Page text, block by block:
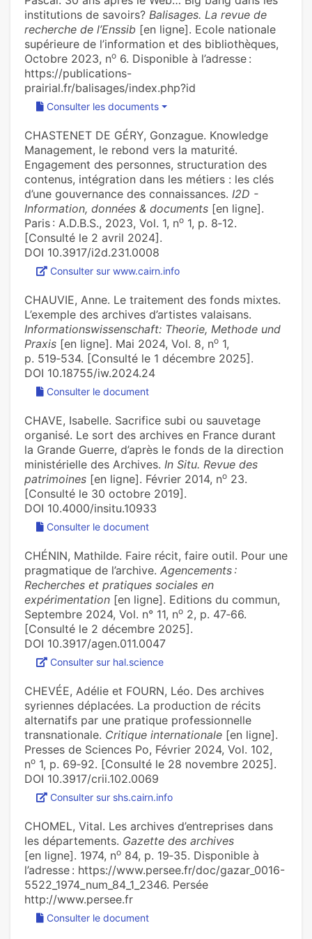
institutions de savoirs? Balisages. La revue de
recherche de l’Enssib [en ligne]. Ecole nationale
supérieure de l’information et des bibliothèques,
Octobre 2023, no 6. Disponible à l’adresse :
https://publications-
prairial.fr/balisages/index.php?id
Consulter les documents
CHASTENET DE GÉRY, Gonzague. Knowledge
Management, le rebond vers la maturité.
Engagement des personnes, structuration des
contenus, intégration dans les métiers : les clés
d’une gouvernance des connaissances. I2D -
Information, données & documents [en ligne].
Paris : A.D.B.S., 2023, Vol. 1, no 1, p. 8‑12.
[Consulté le 2 avril 2024].
DOI 10.3917/i2d.231.0008
Consulter sur www.cairn.info
CHAUVIE, Anne. Le traitement des fonds mixtes.
L’exemple des archives d’artistes valaisans.
Informationswissenschaft: Theorie, Methode und
Praxis [en ligne]. Mai 2024, Vol. 8, no 1,
p. 519‑534. [Consulté le 1 décembre 2025].
DOI 10.18755/iw.2024.24
Consulter le document
CHAVE, Isabelle. Sacrifice subi ou sauvetage
organisé. Le sort des archives en France durant
la Grande Guerre, d’après le fonds de la direction
ministérielle des Archives. In Situ. Revue des
patrimoines [en ligne]. Février 2014, no 23.
[Consulté le 30 octobre 2019].
DOI 10.4000/insitu.10933
Consulter le document
CHÉNIN, Mathilde. Faire récit, faire outil. Pour une
pragmatique de l’archive. Agencements :
Recherches et pratiques sociales en
expérimentation [en ligne]. Editions du commun,
Septembre 2024, Vol. n° 11, no 2, p. 47‑66.
[Consulté le 2 décembre 2025].
DOI 10.3917/agen.011.0047
Consulter sur hal.science
CHEVÉE, Adélie et FOURN, Léo. Des archives
syriennes déplacées. La production de récits
alternatifs par une pratique professionnelle
transnationale. Critique internationale [en ligne].
Presses de Sciences Po, Février 2024, Vol. 102,
no 1, p. 69‑92. [Consulté le 28 novembre 2025].
DOI 10.3917/crii.102.0069
Consulter sur shs.cairn.info
CHOMEL, Vital. Les archives d’entreprises dans
les départements. Gazette des archives
[en ligne]. 1974, no 84, p. 19‑35. Disponible à
l’adresse : https://www.persee.fr/doc/gazar_0016-
5522_1974_num_84_1_2346. Persée
http://www.persee.fr
Consulter le document